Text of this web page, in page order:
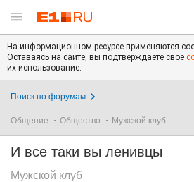
На информационном ресурсе применяются
Оставаясь на сайте, вы подтверждаете свое
их использование.
Поиск по форумам
Общение Общество Мужской клуб
И все таки вы ленивцы
Мужской клуб